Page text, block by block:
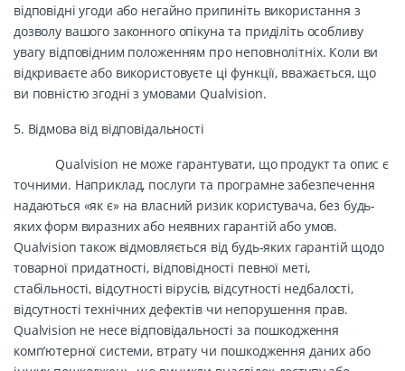
відповідні угоди або негайно припиніть використання з
дозволу вашого законного опікуна та приділіть особливу
увагу відповідним положенням про неповнолітніх. Коли ви
відкриваєте або використовуєте ці функції, вважається, що
ви повністю згодні з умовами Qualvision.
5. Відмова від відповідальності
Qualvision не може гарантувати, що продукт та опис є
точними. Наприклад, послуги та програмне забезпечення
надаються «як є» на власний ризик користувача, без будь-
яких форм виразних або неявних гарантій або умов.
Qualvision також відмовляється від будь-яких гарантій щодо
товарної придатності, відповідності певної меті,
стабільності, відсутності вірусів, відсутності недбалості,
відсутності технічних дефектів чи непорушення прав.
Qualvision не несе відповідальності за пошкодження
комп’ютерної системи, втрату чи пошкодження даних або